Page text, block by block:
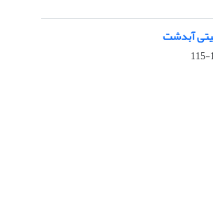
آبدشت